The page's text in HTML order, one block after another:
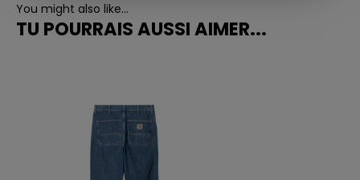
You might also like...
TU POURRAIS AUSSI AIMER...